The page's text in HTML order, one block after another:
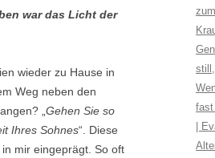
war das Licht der
wieder zu Hause in
Weg neben den
„ Gehen Sie so
Ihres Sohnes“. Diese
mir eingeprägt. So oft
fast
|